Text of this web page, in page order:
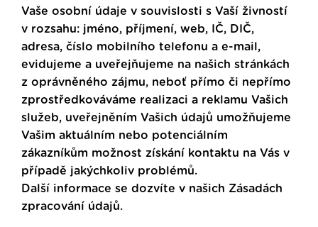
Vaše osobní údaje v souvislosti s Vaší živností
v rozsahu: jméno, příjmení, web, IČ, DIČ,
adresa, číslo mobilního telefonu a e-mail,
evidujeme a uveřejňujeme na našich stránkách
z oprávněného zájmu, neboť přímo či nepřímo
zprostředkováváme realizaci a reklamu Vašich
služeb, uveřejněním Vašich údajů umožňujeme
Vašim aktuálním nebo potenciálním
zákazníkům možnost získání kontaktu na Vás v
případě jakýchkoliv problémů.
Další informace se dozvíte v našich Zásadách
zpracování údajů.